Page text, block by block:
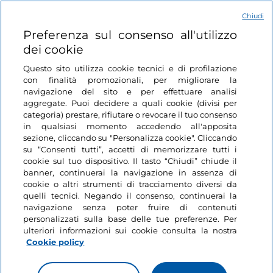
antiche giacciono sui fondali, insieme a reperti
sporadici, anfore e ceppi d'ancora. Nonostante le
reperti archeologici che raccontano delle antiche
attività commerciali e dei traffici marittimi, in
particolare per l’epoca romana. Il Parco di Punta
Campanella, nato intorno al luogo in cui sorgeva un
antico santuario di Athena, venerato dai naviganti,
conserva testimonianze uniche di archeologia
subacquea. Relitti di navi romane sono attestati
presso la secca vicino all'isolotto di Vetara e
tutt’intorno al promontorio, fino all’arcipelago de Li
Galli. Sulla costa e sugli isolotti, inoltre, in età romana
il territorio dell’AMP di Punta Campanella era
disseminato di lussuose ville marittime, come la Villa
Pollio Felice al Capo di Sorrento, la villa de Li Galli.
Scopri di più
Ti potrebbe interessare
Borghi
Like
Procida: l’isola
incantata di case
acquerello e mare
Preferenza sul consenso all'utilizzo
dei cookie
Questo sito utilizza cookie tecnici e di profilazione
con finalità promozionali, per migliorare la
navigazione del sito e per effettuare analisi
aggregate. Puoi decidere a quali cookie (divisi per
categoria) prestare, rifiutare o revocare il tuo consenso
in qualsiasi momento accedendo all'apposita
sezione, cliccando su "Personalizza cookie". Cliccando
su “Consenti tutti”, accetti di memorizzare tutti i
cookie sul tuo dispositivo. Il tasto “Chiudi” chiude il
banner, continuerai la navigazione in assenza di
cookie o altri strumenti di tracciamento diversi da
quelli tecnici. Negando il consenso, continuerai la
navigazione senza poter fruire di contenuti
personalizzati sulla base delle tue preferenze. Per
ulteriori informazioni sui cookie consulta la nostra
Cookie policy
Chiudi